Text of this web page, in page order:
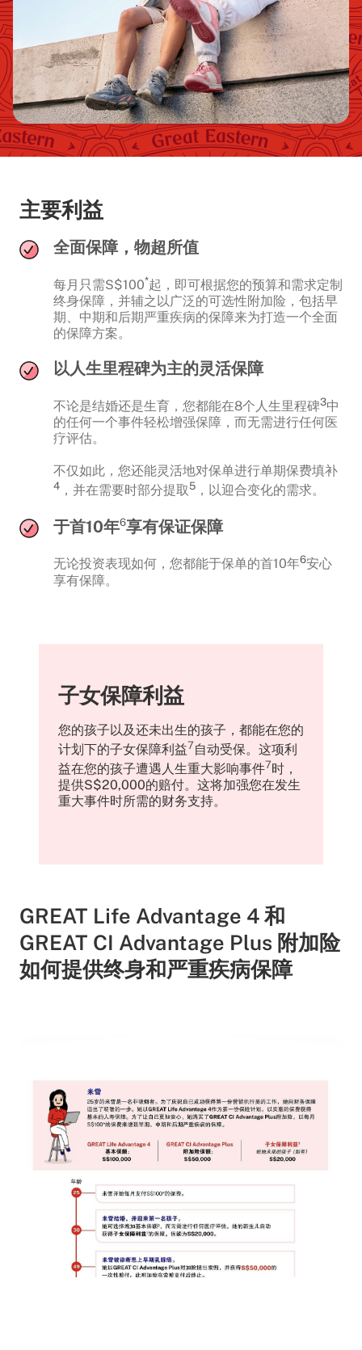
主要利益
全面保障，物超所值
每月只需S$100*起，即可根据您的预算和需求定制
终身保障，并辅之以广泛的可选性附加险，包括早
期、中期和后期严重疾病的保障来为打造一个全面
的保障方案。
以人生里程碑为主的灵活保障
不论是结婚还是生育，您都能在8个人生里程碑3中
的任何一个事件轻松增强保障，而无需进行任何医
疗评估。
不仅如此，您还能灵活地对保单进行单期保费填补
4 ，并在需要时部分提取 5 ，以迎合变化的需求。
于首10年6享有保证保障
无论投资表现如何，您都能于保单的首10年6安心
享有保障。
子女保障利益
您的孩子以及还未出生的孩子，都能在您的
计划下的子女保障利益7自动受保。这项利
益在您的孩子遭遇人生重大影响事件7时，
提供S$20,000的赔付。这将加强您在发生
重大事件时所需的财务支持。
GREAT Life Advantage 4 和
GREAT CI Advantage Plus 附加险
如何提供终身和严重疾病保障